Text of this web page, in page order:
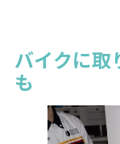
バイクに取
も